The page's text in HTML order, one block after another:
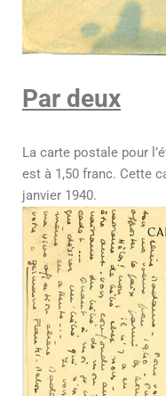
Par deux
La carte postale pour
est à 1,50 franc. Cette
janvier 1940.